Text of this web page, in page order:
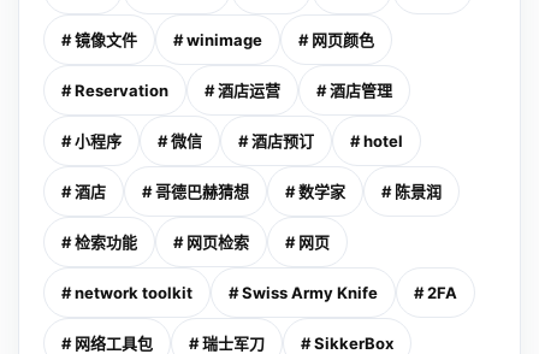
# 镜像文件 # winimage # 网页颜色
# Reservation # 酒店运营 # 酒店管理
# 小程序 # 微信 # 酒店预订 # hotel
# 酒店 # 哥德巴赫猜想 # 数学家 # 陈景润
# 检索功能 # 网页检索 # 网页
# network toolkit # Swiss Army Knife # 2FA
# 网络工具包 # 瑞士军刀 # SikkerBox